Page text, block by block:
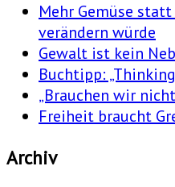
Mehr Gemüse
verändern würde
Gewalt ist kein
Buchtipp:
„Brauchen wir
Freiheit braucht
Archiv